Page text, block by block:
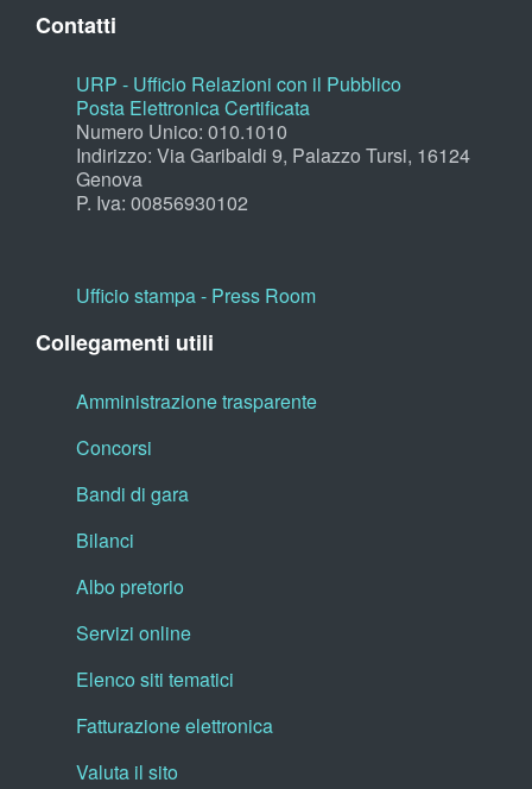
Contatti
URP - Ufficio Relazioni con il Pubblico
Posta Elettronica Certificata
Numero Unico: 010.1010
Indirizzo: Via Garibaldi 9, Palazzo Tursi, 16124
Genova
P. Iva: 00856930102
Ufficio stampa - Press Room
Collegamenti utili
Amministrazione trasparente
Concorsi
Bandi di gara
Bilanci
Albo pretorio
Servizi online
Elenco siti tematici
Fatturazione elettronica
Valuta il sito